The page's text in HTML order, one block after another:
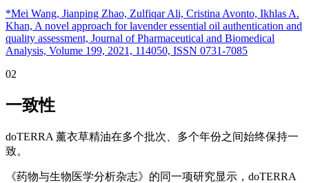
*Mei Wang, Jianping Zhao, Zulfiqar Ali, Cristina Avonto, Ikhlas A.
Khan, A novel approach for lavender essential oil authentication and
quality assessment, Journal of Pharmaceutical and Biomedical
Analysis, Volume 199, 2021, 114050, ISSN 0731-7085
02
一致性
doTERRA 薰衣草精油在多个批次、多个年份之间始终保持一
致。
《药物与生物医学分析杂志》的同一项研究显示，doTERRA